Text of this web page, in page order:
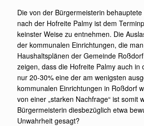
Die von der Bürgermeisterin
nach der Hofreite Palmy ist dem
keinster Weise zu entnehmen. Die
der kommunalen Einrichtungen, die
Haushaltsplänen der Gemeinde
zeigen, dass die Hofreite Palmy auch in
nur 20-30% eine der am wenigsten
kommunalen Einrichtungen in Roßdorf
von einer „starken Nachfrage“ ist somit
Bürgermeisterin diesbezüglich etwa
Unwahrheit gesagt?